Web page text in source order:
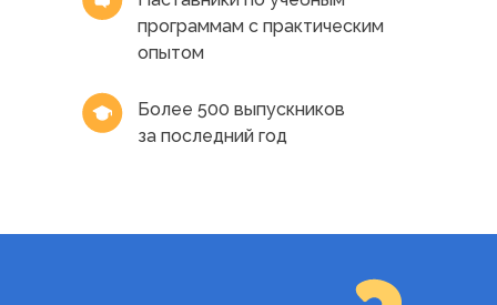
программам с практическим
опытом
Более 500 выпускников
за последний год